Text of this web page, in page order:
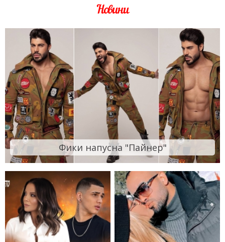
Новини
Фики напусна "Пайнер"